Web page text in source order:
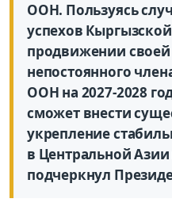
ООН. Пользуясь
успехов
продвижении своей
непостоянного
ООН на 2027-2028
сможет внести
укрепление
в Центральной
подчеркнул